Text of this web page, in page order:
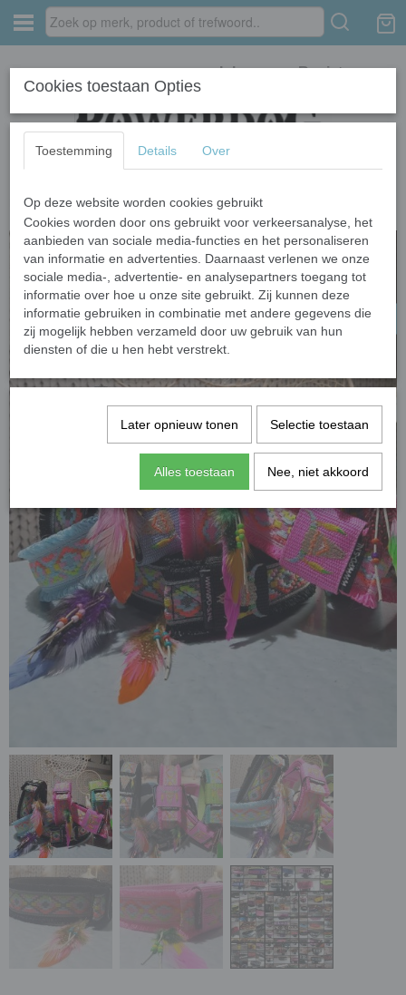
Inloggen Registreren
Home › aanbiedingen › 4cm Ibiza
OP=OP
Cookies toestaan Opties
Toestemming Details Over
Op deze website worden cookies gebruikt
Cookies worden door ons gebruikt voor verkeersanalyse, het
aanbieden van sociale media-functies en het personaliseren
van informatie en advertenties. Daarnaast verlenen we onze
sociale media-, advertentie- en analysepartners toegang tot
informatie over hoe u onze site gebruikt. Zij kunnen deze
informatie gebruiken in combinatie met andere gegevens die
zij mogelijk hebben verzameld door uw gebruik van hun
diensten of die u hen hebt verstrekt.
Later opnieuw tonen Selectie toestaan
Alles toestaan Nee, niet akkoord